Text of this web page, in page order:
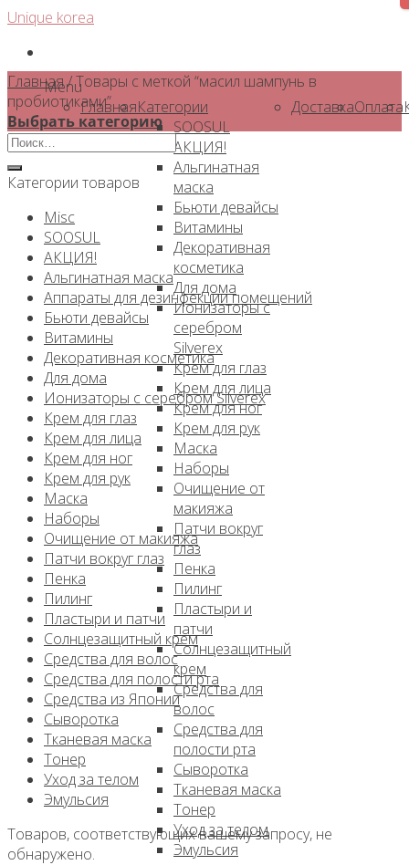
Skip
content
Unique korea
Menu
ГлавнаяКатегории
SOOSUL
АКЦИЯ!
Альгинатная
маска
Бьюти девайсы
Витамины
Декоративная
косметика
Для дома
Ионизаторы с
серебром
Silverex
Крем для глаз
Крем для лица
Крем для ног
Крем для рук
Маска
Наборы
Очищение от
макияжа
Патчи вокруг
глаз
Пенка
Пилинг
Пластыри и
патчи
Солнцезащитный
крем
Средства для
волос
Средства для
полости рта
Сыворотка
Тканевая маска
Тонер
Уход за телом
Эмульсия
ДоставкаОплата
Главная/Товары с меткой “масил шампунь в
пробиотиками”
Выбрать категорию
Искать:
Категории товаров
Misc
SOOSUL
АКЦИЯ!
Альгинатная маска
Аппараты для дезинфекции помещений
Бьюти девайсы
Витамины
Декоративная косметика
Для дома
Ионизаторы с серебром Silverex
Крем для глаз
Крем для лица
Крем для ног
Крем для рук
Маска
Наборы
Очищение от макияжа
Патчи вокруг глаз
Пенка
Пилинг
Пластыри и патчи
Солнцезащитный крем
Средства для волос
Средства для полости рта
Средства из Японии
Сыворотка
Тканевая маска
Тонер
Уход за телом
Эмульсия
Товаров, соответствующих вашему запросу, не
обнаружено.